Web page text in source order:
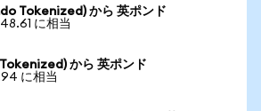
Tokenized) から 英ポンド
に相当
から 英ポンド
に相当